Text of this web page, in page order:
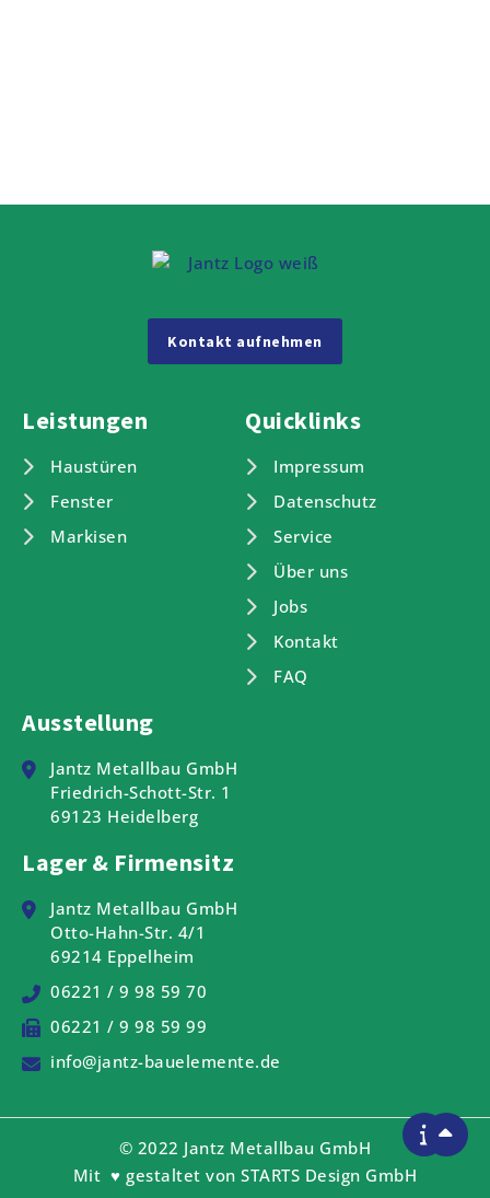
Kontakt aufnehmen
Leistungen
Haustüren
Fenster
Markisen
Quicklinks
Impressum
Datenschutz
Service
Über uns
Jobs
Kontakt
FAQ
Ausstellung
Jantz Metallbau GmbH
Friedrich-Schott-Str. 1
69123 Heidelberg
Lager & Firmensitz
Jantz Metallbau GmbH
Otto-Hahn-Str. 4/1
69214 Eppelheim
06221 / 9 98 59 70
06221 / 9 98 59 99
info@jantz-bauelemente.de
© 2022 Jantz Metallbau GmbH
Mit ♥ gestaltet vonSTARTS Design GmbH